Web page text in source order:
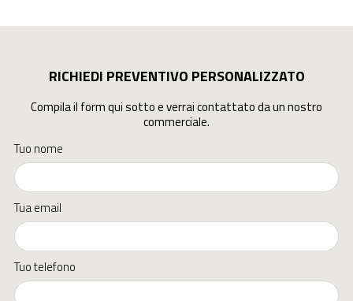
RICHIEDI PREVENTIVO PERSONALIZZATO
Compila il form qui sotto e verrai contattato da un nostro
commerciale.
Tuo nome
Tua email
Tuo telefono